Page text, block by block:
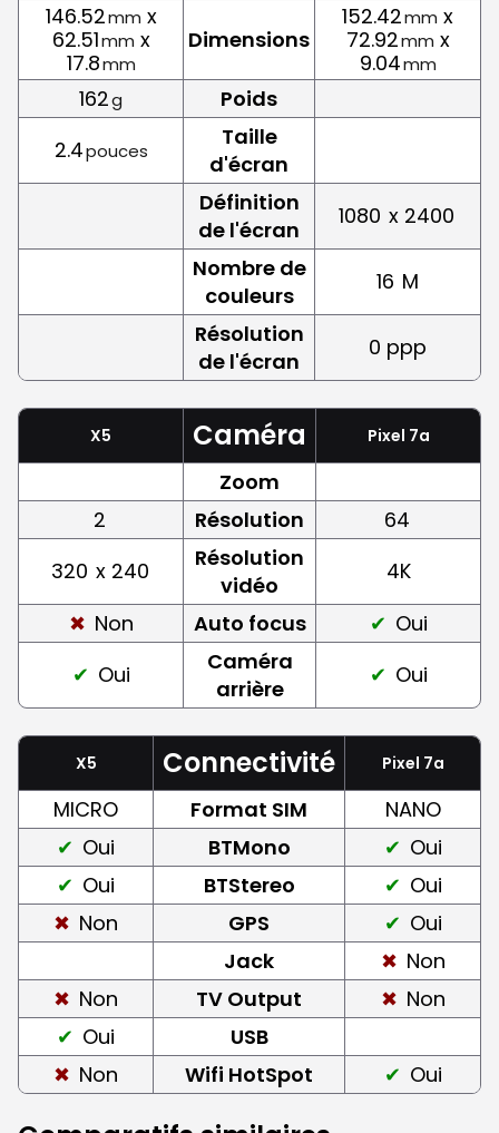
146.52mm x
62.51mm x
17.8mm
Dimensions
152.42mm x
72.92mm x
9.04mm
162g
Poids
2.4pouces
Taille
d'écran
Définition
de l'écran
1080 x 2400
Nombre de
couleurs
16 M
Résolution
de l'écran
0 ppp
X5 Caméra Pixel 7a
Zoom
2
Résolution
64
320 x 240
Résolution
vidéo
4K
Non
Auto focus
Oui
Oui
Caméra
arrière
Oui
X5 Connectivité Pixel 7a
MICRO Format SIM
NANO
Oui
BTMono
Oui
Oui
BTStereo
Oui
Non
GPS
Oui
Jack
Non
Non
TV Output
Non
Oui
USB
Non
Wifi HotSpot Oui